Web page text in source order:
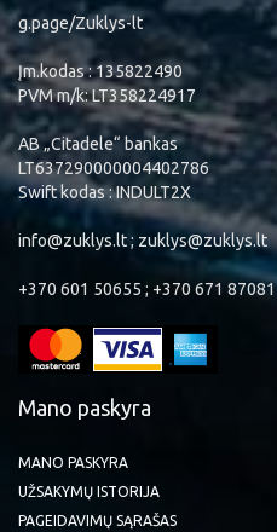
g.page/Zuklys-lt
Įm.kodas : 135822490
PVM m/k: LT358224917
AB „Citadele“ bankas
LT637290000004402786
Swift kodas : INDULT2X
info@zuklys.lt ; zuklys@zuklys.lt
+370 601 50655 ; +370 671 87081
Mano paskyra
MANO PASKYRA
UŽSAKYMŲ ISTORIJA
PAGEIDAVIMŲ SĄRAŠAS